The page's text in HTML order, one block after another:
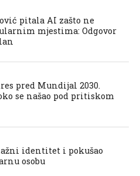
pitala AI zašto ne
mjestima: Odgovor
pred Mundijal 2030.
se našao pod pritiskom
identitet i pokušao
osobu